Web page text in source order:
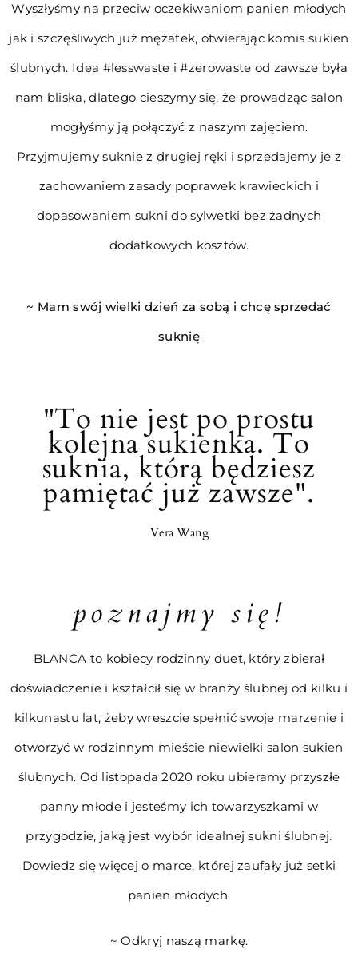
Wyszłyśmy na przeciw oczekiwaniom panien młodych
jak i szczęśliwych już mężatek, otwierając komis sukien
ślubnych. Idea #lesswaste i #zerowaste od zawsze była
nam bliska, dlatego cieszymy się, że prowadząc salon
mogłyśmy ją połączyć z naszym zajęciem.
Przyjmujemy suknie z drugiej ręki i sprzedajemy je z
zachowaniem zasady poprawek krawieckich i
dopasowaniem sukni do sylwetki bez żadnych
dodatkowych kosztów.
~ Mam swój wielki dzień za sobą i chcę sprzedać
suknię
"To nie jest po prostu
kolejna sukienka. To
suknia, którą będziesz
pamiętać już zawsze".
Vera Wang
poznajmy się!
BLANCA to kobiecy rodzinny duet, który zbierał
doświadczenie i kształcił się w branży ślubnej od kilku i
kilkunastu lat, żeby wreszcie spełnić swoje marzenie i
otworzyć w rodzinnym mieście niewielki salon sukien
ślubnych. Od listopada 2020 roku ubieramy przyszłe
panny młode i jesteśmy ich towarzyszkami w
przygodzie, jaką jest wybór idealnej sukni ślubnej.
Dowiedz się więcej o marce, której zaufały już setki
panien młodych.
~Odkryj naszą markę.